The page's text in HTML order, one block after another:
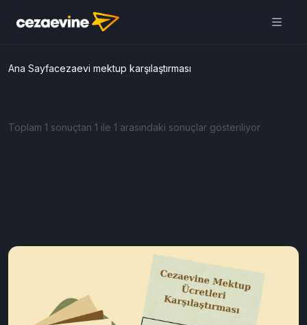
Ana Sayfacezaevi mektup karşılaştırması
Toplam 1 sonuçtan 1 ile 1 arasındaki sonuçlar gösteriliyor